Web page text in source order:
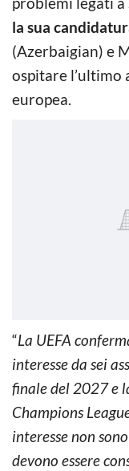
la sua
(Azerbaigian) e
ospitare l’ultimo
europea.
“La UEFA
interesse da sei
finale del 2027 e
Champions
interesse non
devono essere